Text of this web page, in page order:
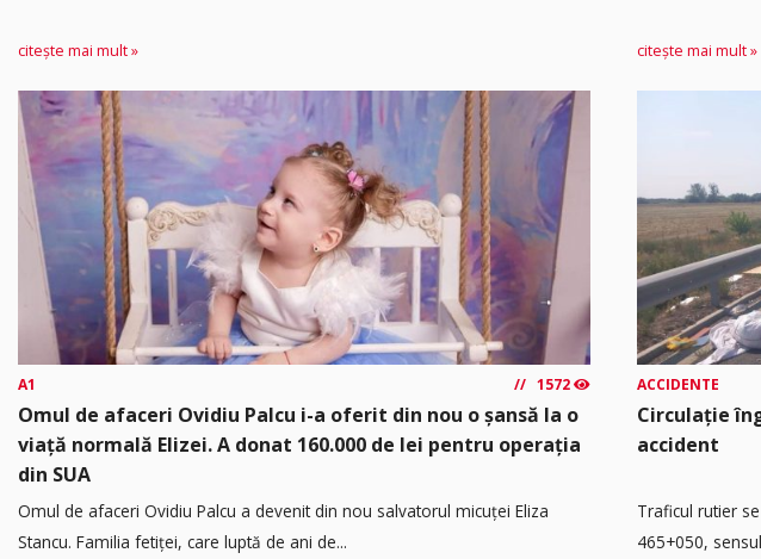
citește mai mult » citește mai mult »
A1 1572
Omul de afaceri Ovidiu Palcu i-a oferit din nou o șansă la o
viață normală Elizei. A donat 160.000 de lei pentru operația
din SUA
Omul de afaceri Ovidiu Palcu a devenit din nou salvatorul micuței Eliza
Stancu. Familia fetiței, care luptă de ani de...
ACCIDENTE
Circulație
accident
Traficul rutier
465+050,